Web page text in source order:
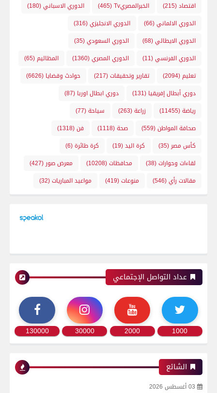
اقتصاد(215) الخبرالمصريTv (465) الدوري الاسباني(180)
الدوري الالماني(66) الدوري الانجليزي(316)
الدوري الايطالي(68) الدوري السعودي(35)
الدوري الفرنسي(11) الدوري المصري(1360) المظاليم(65)
تعليم(2094) تقارير وتحقيقات(217) حوادث وقضايا (6626)
دوري أبطال إفريقيا (131) دوري ابطال اوربا (87)
رياضة(11455) زراعة(263) سياحة(77)
صحافة المواطن(559) صحة(1118) فن(1318)
كأس مصر (35) كرة اليد(19) كرة طائرة(6)
لقاءات وحوارات(38) محافظات(10208) معرض صور (427)
مقالات رأي(546) منوعات(419) مواعيد المباريات(32)
عداد التواصل الإجتماعي
1000
2000
30000
130000
الشائع
03 أغسطس 2026